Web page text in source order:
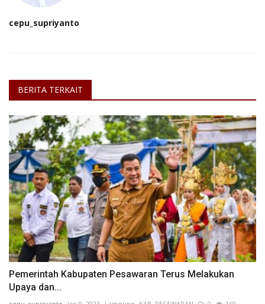
cepu_supriyanto
BERITA TERKAIT
Pemerintah Kabupaten Pesawaran Terus Melakukan
Upaya dan...